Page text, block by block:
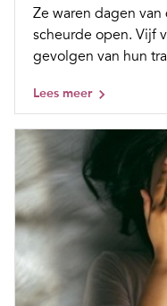
Ze waren dagen
scheurde open. Vijf
gevolgen van hun
Lees meer